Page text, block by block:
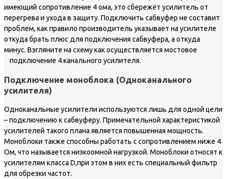
имеющий сопротивление 4 ома, это сбережёт усилитель от
перегрева и ухода в защиту. Подключить сабвуфер не составит
проблем, как правило производитель указывает на усилителе
откуда брать плюс для подключения сабвуфера, а откуда
минус. Взгляните на схему как осуществляется мостовое
подключение 4 канального усилителя.
Подключение моноблока (Одноканального
усилителя)
Одноканальные усилители используются лишь для одной цели
– подключению к сабвуферу. Примечательной характеристикой
усилителей такого плана является повышенная мощность.
Моноблоки также способны работать с сопротивлением ниже 4
Ом, что называется низкоомной нагрузкой. Моноблоки относят к
усилителям класса D,при этом в них есть специальный фильтр
для обрезки частот.